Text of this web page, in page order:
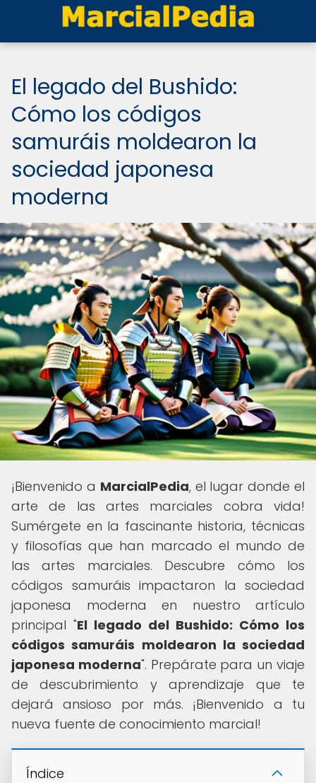
El legado del Bushido:
Cómo los códigos
samuráis moldearon la
sociedad japonesa
moderna
¡Bienvenido a MarcialPedia, el lugar donde el
arte de las artes marciales cobra vida!
Sumérgete en la fascinante historia, técnicas
y filosofías que han marcado el mundo de
las artes marciales. Descubre cómo los
códigos samuráis impactaron la sociedad
japonesa moderna en nuestro artículo
principal "El legado del Bushido: Cómo los
códigos samuráis moldearon la sociedad
japonesa moderna". Prepárate para un viaje
de descubrimiento y aprendizaje que te
dejará ansioso por más. ¡Bienvenido a tu
nueva fuente de conocimiento marcial!
Índice